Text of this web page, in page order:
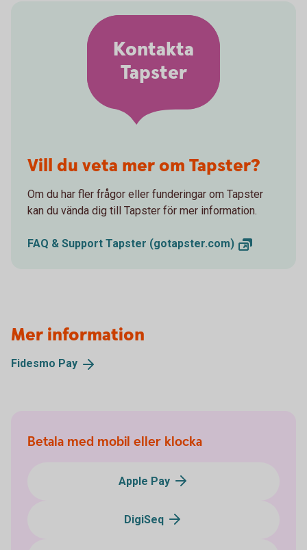
Kontakta
Tapster
Vill du veta mer om Tapster?
Om du har fler frågor eller funderingar om Tapster
kan du vända dig till Tapster för mer information.
FAQ & Support Tapster (gotapster.com)
Mer information
Fidesmo Pay
Betala med mobil eller klocka
Apple Pay
DigiSeq